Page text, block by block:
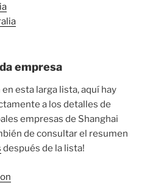
empresa
esta larga lista, aquí hay
a los detalles de
empresas de Shanghai
de consultar el resumen
después de la lista!